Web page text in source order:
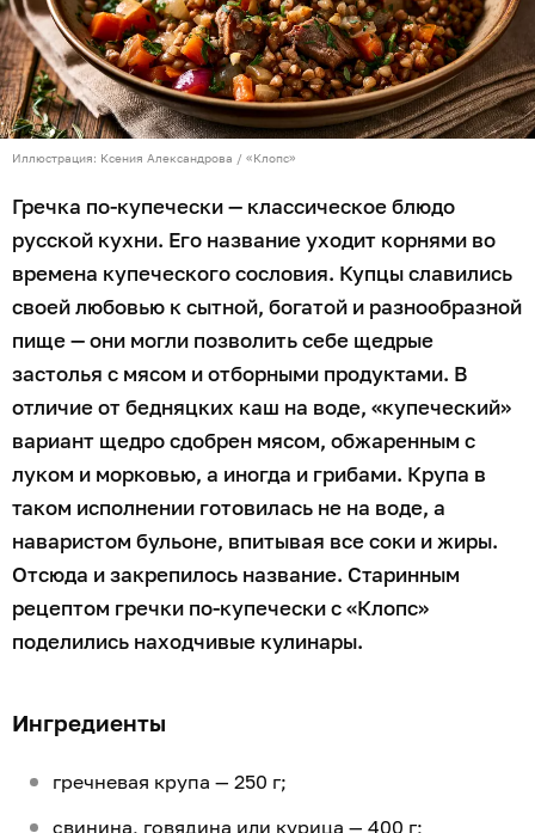
Иллюстрация: Ксения Александрова / «Клопс»
Гречка по-купечески — классическое блюдо
русской кухни. Его название уходит корнями во
времена купеческого сословия. Купцы славились
своей любовью к сытной, богатой и разнообразной
пище — они могли позволить себе щедрые
застолья с мясом и отборными продуктами. В
отличие от бедняцких каш на воде, «купеческий»
вариант щедро сдобрен мясом, обжаренным с
луком и морковью, а иногда и грибами. Крупа в
таком исполнении готовилась не на воде, а
наваристом бульоне, впитывая все соки и жиры.
Отсюда и закрепилось название. Старинным
рецептом гречки по-купечески с «Клопс»
поделились находчивые кулинары.
Ингредиенты
гречневая крупа — 250 г;
свинина, говядина или курица — 400 г;